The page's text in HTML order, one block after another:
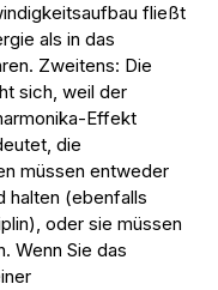
fließt
als in das
Zweitens: Die
sich, weil der
Effekt
die
müssen entweder
halten (ebenfalls
oder sie müssen
Wenn Sie das